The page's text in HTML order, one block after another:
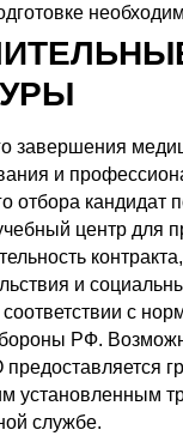
завершения
и
отбора кандидат
центр для
и
с
РФ.
предоставляется
установленным
службе.